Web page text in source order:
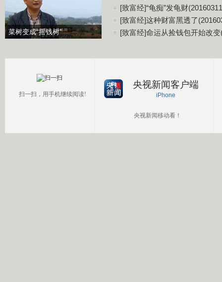
菜树变成“摇钱树”
[致富经]“龟痴”发龟财
[致富经]这种财富黑透了
[致富经]命运从捡钱包开始改变
扫一扫，用手机继续阅读!
央视新闻客户端
iPhone
央视新闻移动看！